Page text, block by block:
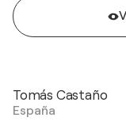
Tomás Castaño
España